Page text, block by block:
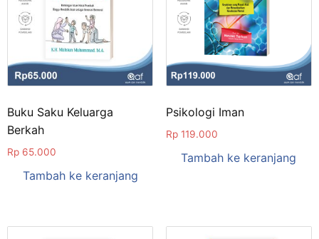
Buku Saku Keluarga
Berkah
Rp 65.000
Tambah ke keranjang
Psikologi Iman
Rp119.000
Tambah ke keranjang